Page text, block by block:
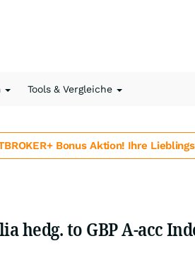
Tools & Vergleiche
Bonus Aktion! Ihre
hedg. to GBP A-acc